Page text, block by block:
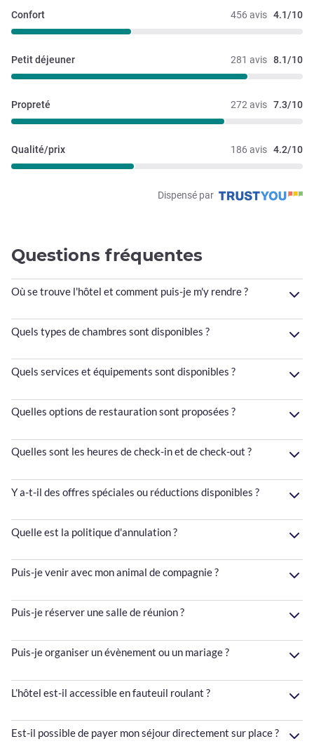
456 avis 4.1/10
Confort
281 avis 8.1/10
Petit déjeuner
272 avis 7.3/10
Propreté
186 avis 4.2/10
Qualité/prix
Dispensé par
Questions fréquentes
Où se trouve l'hôtel et comment puis-je m'y rendre ?
Quels types de chambres sont disponibles ?
Quels services et équipements sont disponibles ?
Quelles options de restauration sont proposées ?
Quelles sont les heures de check-in et de check-out ?
Y a-t-il des offres spéciales ou réductions disponibles ?
Quelle est la politique d'annulation ?
Puis-je venir avec mon animal de compagnie ?
Puis-je réserver une salle de réunion ?
Puis-je organiser un évènement ou un mariage ?
L’hôtel est-il accessible en fauteuil roulant ?
Est-il possible de payer mon séjour directement sur place ?